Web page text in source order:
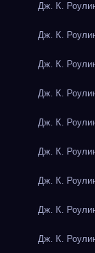
Дж. К.
Дж. К.
Дж. К.
Дж. К.
Дж. К.
Дж. К.
Дж. К.
Дж. К.
Дж. К.